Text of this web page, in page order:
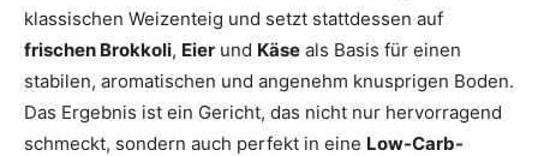
klassischen Weizenteig und setzt stattdessen auf
frischen Brokkoli, Eier und Käse als Basis für einen
stabilen, aromatischen und angenehm knusprigen Boden.
Das Ergebnis ist ein Gericht, das nicht nur hervorragend
schmeckt, sondern auch perfekt in eine Low-Carb-